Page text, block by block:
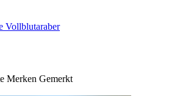
Vollblutaraber
Merken Gemerkt